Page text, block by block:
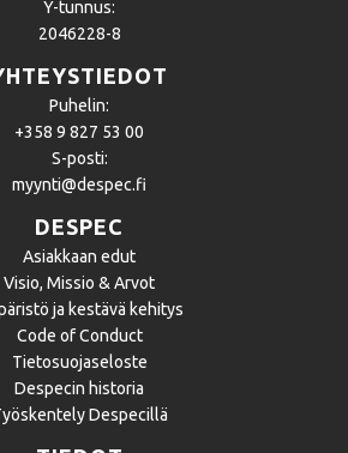
Y-tunnus:
2046228-8
Puhelin:
+358 9 827 53 00
S-posti:
myynti@despec.fi
DESPEC
Asiakkaan edut
Visio, Missio & Arvot
ja kestävä kehitys
Code of Conduct
Tietosuojaseloste
Despecin historia
Despecillä